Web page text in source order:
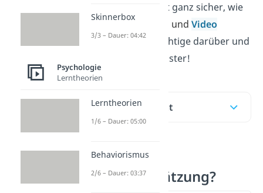
aber du bist dir nicht ganz sicher, wie
das geht? Im Beitrag und Video
erfährst du alles Wichtige darüber und
findest hilfreiche Muster!
Inhaltsübersicht
Was ist eine
Selbsteinschätzung?
Skinnerbox
3/3 – Dauer: 04:42
Psychologie
Lerntheorien
Lerntheorien
1/6 – Dauer: 05:00
Behaviorismus
2/6 – Dauer: 03:37